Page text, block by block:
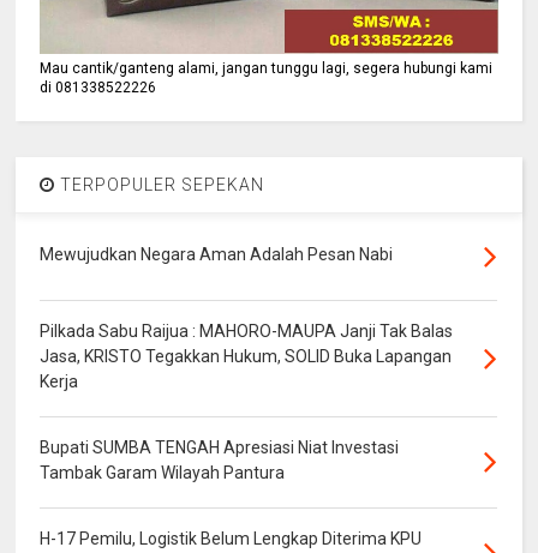
Mau cantik/ganteng alami, jangan tunggu lagi, segera hubungi kami
di 081338522226
TERPOPULER SEPEKAN
Mewujudkan Negara Aman Adalah Pesan Nabi
Pilkada Sabu Raijua : MAHORO-MAUPA Janji Tak Balas
Jasa, KRISTO Tegakkan Hukum, SOLID Buka Lapangan
Kerja
Bupati SUMBA TENGAH Apresiasi Niat Investasi
Tambak Garam Wilayah Pantura
H-17 Pemilu, Logistik Belum Lengkap Diterima KPU